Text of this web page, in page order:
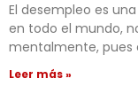
El desempleo es
en todo el mundo,
mentalmente, pues
Leer más »